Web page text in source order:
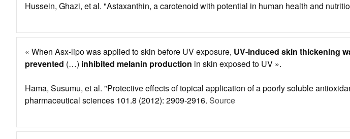
Hussein, Ghazi, et al. "Astaxanthin, a carotenoid with potential in human health and
« When Asx-lipo was applied to skin before UV exposure, UV-induced skin thickening
prevented (…) inhibited melanin production in skin exposed to UV ».
Hama, Susumu, et al. "Protective effects of topical application of a poorly soluble
pharmaceutical sciences 101.8 (2012): 2909-2916. Source